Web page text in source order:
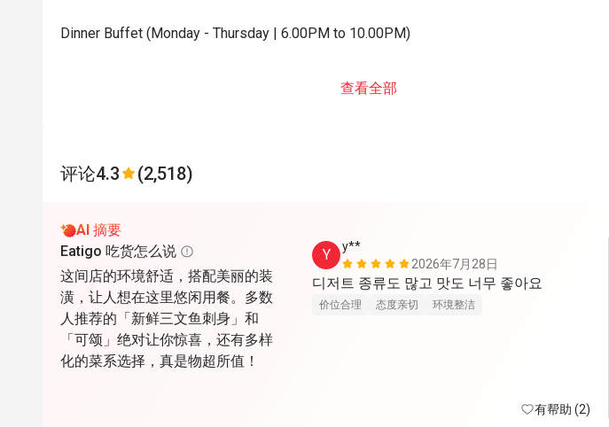
Dinner Buffet (Monday - Thursday | 6.00PM to 10.00PM)
查看全部
评论4.3 (2,518)
AI 摘要
Eatigo 吃货怎么说
这间店的环境舒适，搭配美丽的装
潢，让人想在这里悠闲用餐。多数
人推荐的「新鲜三文鱼刺身」和
「可颂」绝对让你惊喜，还有多样
化的菜系选择，真是物超所值！
Y
y**
2026年7月28日
디저트 종류도 많고 맛도 너무 좋아요
价位合理 态度亲切 环境整洁
有帮助 (2)